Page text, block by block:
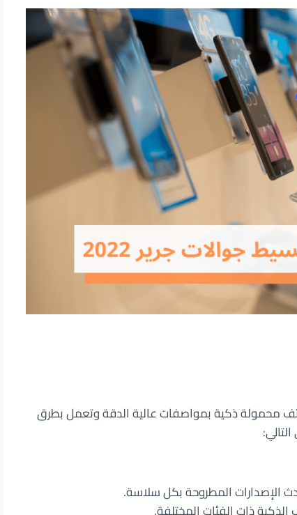
محمولة ذكية بمواصفات عالية الدقة وتعمل بطرق
الإصدارات المطروحة بكل سلاسة.